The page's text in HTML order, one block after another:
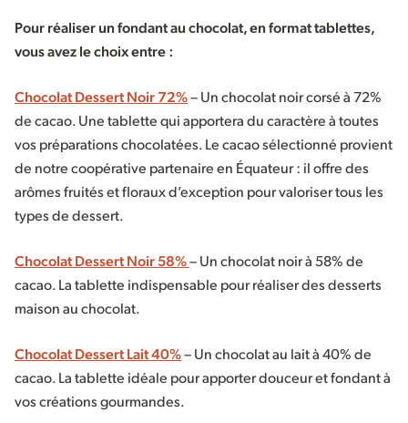
Pour réaliser un fondant au chocolat, en format tablettes,
vous avez le choix entre :
Chocolat Dessert Noir 72%– Un chocolat noir corsé à 72%
de cacao. Une tablette qui apportera du caractère à toutes
vos préparations chocolatées. Le cacao sélectionné provient
de notre coopérative partenaire en Équateur : il offre des
arômes fruités et floraux d’exception pour valoriser tous les
types de dessert.
Chocolat Dessert Noir 58%– Un chocolat noir à 58% de
cacao. La tablette indispensable pour réaliser des desserts
maison au chocolat.
Chocolat Dessert Lait 40%– Un chocolat au lait à 40% de
cacao. La tablette idéale pour apporter douceur et fondant à
vos créations gourmandes.